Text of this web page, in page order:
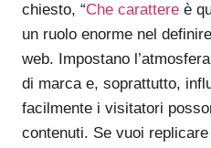
chiesto, “Che carattere è
un ruolo enorme nel
web. Impostano
di marca e, soprattutto,
facilmente i visitatori
contenuti. Se vuoi